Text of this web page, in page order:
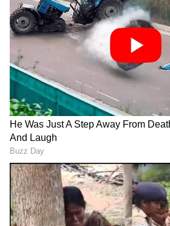
3
5
ಮಿಥುನ ರಾಶಿಯವರಿಗೆ ಕೇತು
ನೋವಿನಿಂದ ಕೂಡಿರುತ್ತದೆ. ಈ
ರಾಶಿಯ ಜನರು ಆತ್ಮವಿಶ್ವಾಸವನ್ನು
ಇದಲ್ಲದೆ, ನಿಮ್ಮ ವ್ಯವಹಾರವನ್ನು
ಅವಕಾಶಗಳು ಸಿಗುವುದಿಲ್ಲ. ಈ